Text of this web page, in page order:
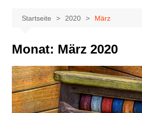
Startseite 2020 März
Monat: März 2020